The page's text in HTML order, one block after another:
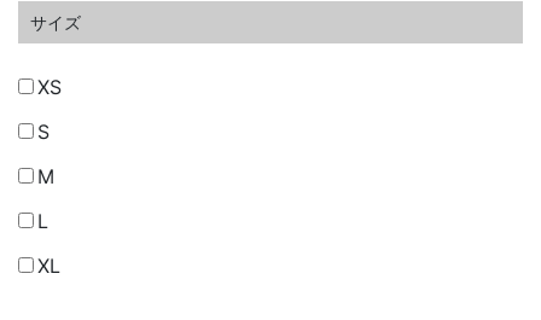
サイズ
XS
S
M
L
XL